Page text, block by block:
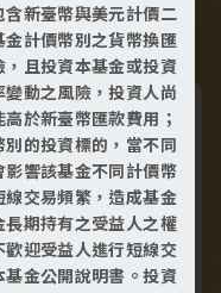
海外
基金
，經典創
100指數，
新臺幣與美元計價二
計價幣別之貨幣換匯
且投資本基金或投資
動之風險，投資人尚
於新臺幣匯款費用；
的投資標的，當不同
響該基金不同計價幣
交易頻繁，造成基金
期持有之受益人之權
迎受益人進行短線交
金公開說明書。投資